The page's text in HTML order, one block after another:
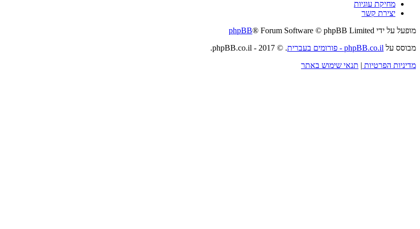
מחיקת עוגיות
יצירת קשר
מופעל על ידי
phpBB® Forum Software © phpBB Limited
מבוסס על phpBB.co.il - פורומים בעברית
. © 2017 - phpBB.co.il.
מדיניות הפרטיות | תנאי שימוש באתר